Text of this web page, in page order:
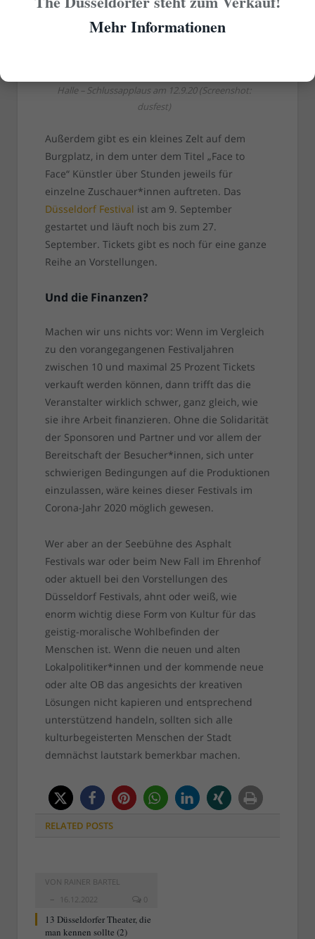
Halle – Schlussapplaus am 12.9.20 (Screenshot:
dusfest)
Außerdem gibt es ein kleines Zelt auf dem
Burgplatz, in dem unter dem Titel „Face to
Face“ Künstler über Stunden jeweils für
einzelne Zuschauer*innen auftreten. Das
Düsseldorf Festival ist am 9. September
gestartet und läuft noch bis zum 27.
September. Tickets gibt es noch für eine ganze
Reihe an Vorstellungen.
Und die Finanzen?
Machen wir uns nichts vor: Wenn im Vergleich
zu den vorangegangenen Festivaljahren
zwischen 10 und maximal 25 Prozent Tickets
verkauft werden können, dann trifft das die
Veranstalter wirklich schwer, ganz gleich, wie
sie ihre Arbeit finanzieren. Ohne die Solidarität
der Sponsoren und Partner und vor allem der
Bereitschaft der Besucher*innen, sich unter
schwierigen Bedingungen auf die Produktionen
einzulassen, wäre keines dieser Festivals im
Corona-Jahr 2020 möglich gewesen.
Wer aber an der Seebühne des Asphalt
Festivals war oder beim New Fall im Ehrenhof
oder aktuell bei den Vorstellungen des
Düsseldorf Festivals, ahnt oder weiß, wie
enorm wichtig diese Form von Kultur für das
geistig-moralische Wohlbefinden der
Menschen ist. Wenn die neuen und alten
Lokalpolitiker*innen und der kommende neue
oder alte OB das angesichts der kreativen
Lösungen nicht kapieren und entsprechend
unterstützend handeln, sollten sich alle
kulturbegeisterten Menschen der Stadt
demnächst lautstark bemerkbar machen.
RELATED POSTS
VON RAINER BARTEL
16.12.2022
0
13 Düsseldorfer Theater, die
man kennen sollte (2)
Mehr Informationen